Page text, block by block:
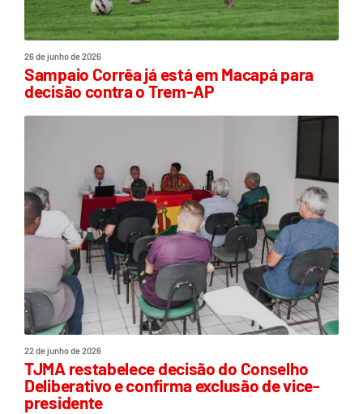
26 de junho de 2026
Sampaio Corrêa já está em Macapá para
decisão contra o Trem-AP
22 de junho de 2026
TJMA restabelece decisão do Conselho
Deliberativo e confirma exclusão de vice-
presidente